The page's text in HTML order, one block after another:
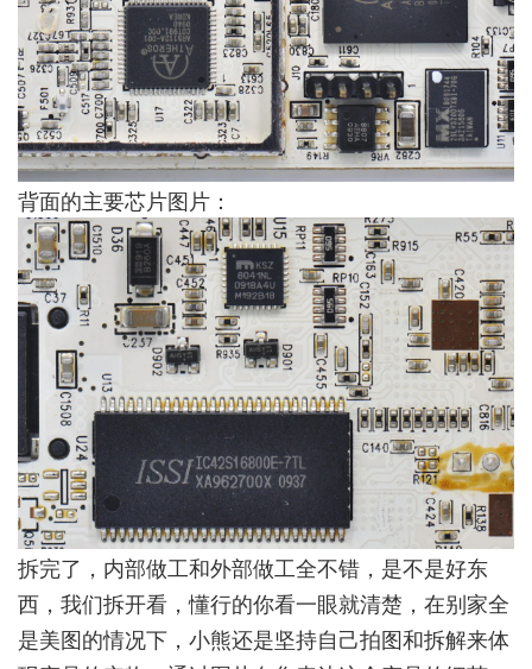
背面的主要芯片图片：
拆完了，内部做工和外部做工全不错，是不是好东
西，我们拆开看，懂行的你看一眼就清楚，在别家全
是美图的情况下，小熊还是坚持自己拍图和拆解来体